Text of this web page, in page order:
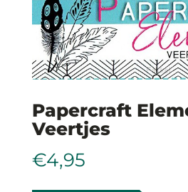
Papercraft
Veertjes
€4,95